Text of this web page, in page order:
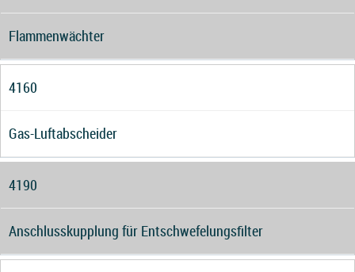
Flammenwächter
4160
Gas-Luftabscheider
4190
Anschlusskupplung für Entschwefelungsfilter